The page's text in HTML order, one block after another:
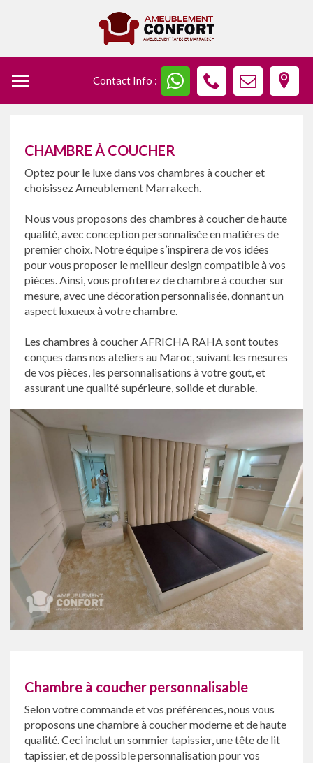
Contact Info :
CHAMBRE À COUCHER
Optez pour le luxe dans vos chambres à coucher et
choisissez Ameublement Marrakech.
Nous vous proposons des chambres à coucher de haute
qualité, avec conception personnalisée en matières de
premier choix. Notre équipe s’inspirera de vos idées
pour vous proposer le meilleur design compatible à vos
pièces. Ainsi, vous profiterez de chambre à coucher sur
mesure, avec une décoration personnalisée, donnant un
aspect luxueux à votre chambre.
Les chambres à coucher AFRICHA RAHA sont toutes
conçues dans nos ateliers au Maroc, suivant les mesures
de vos pièces, les personnalisations à votre gout, et
assurant une qualité supérieure, solide et durable.
Chambre à coucher personnalisable
Selon votre commande et vos préférences, nous vous
proposons une chambre à coucher moderne et de haute
qualité. Ceci inclut un sommier tapissier, une tête de lit
tapissier, et de possible personnalisation pour vos